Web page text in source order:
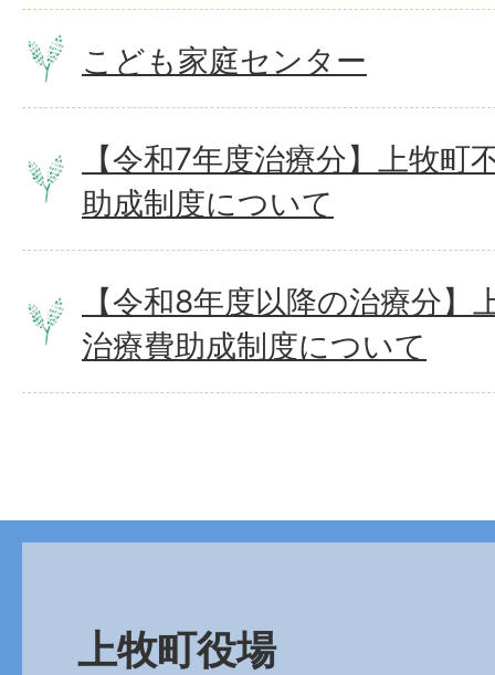
こども家庭センター
【令和7年度治療分】上牧町
助成制度について
【令和8年度以降の治療分】
治療費助成制度について
上牧町役場